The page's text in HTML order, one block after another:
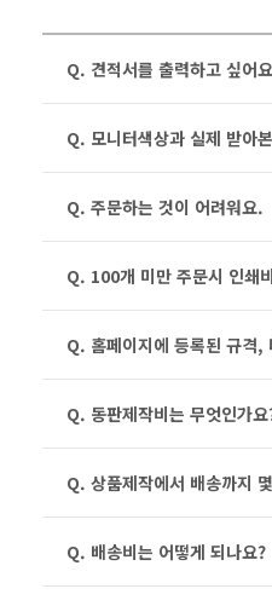
Q. 견적서를 출력하고 싶어
Q. 모니터색상과 실제 받아
Q. 주문하는 것이 어려워요.
Q. 100개 미만 주문시 인쇄
Q. 홈페이지에 등록된 규격,
Q. 동판제작비는 무엇인가요
Q. 상품제작에서 배송까지
Q. 배송비는 어떻게 되나요?